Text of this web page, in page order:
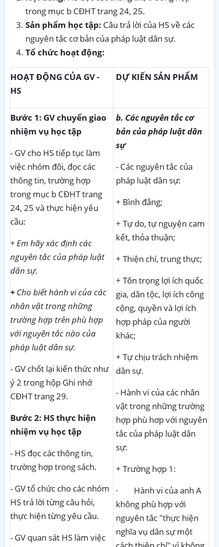
trong mục b CĐHT trang 24, 25.
Sản phẩm học tập: Câu trả lời của HS về các
nguyên tắc cơ bản của pháp luật dân sự.
Tổ chức hoạt động:
HOẠT ĐỘNG CỦA GV -
HS
DỰ KIẾN SẢN PHẨM
Bước 1: GV chuyển giao
nhiệm vụ học tập
- GV cho HS tiếp tục làm
việc nhóm đôi, đọc các
thông tin, trường hợp
trong mục b CĐHT trang
24, 25 và thực hiện yêu
cầu:
+ Em hãy xác định các
nguyên tắc của pháp luật
dân sự.
+ Cho biết hành vi của các
nhân vật trong những
trường hợp trên phù hợp
với nguyên tắc nào của
pháp luật dân sự.
- GV chốt lại kiến thức như
ý 2 trong hộp Ghi nhớ
CĐHT trang 29.
Bước 2: HS thực hiện
nhiệm vụ học tập
- HS đọc các thông tin,
trường hợp trong sách.
- GV tổ chức cho các nhóm
HS trả lời từng câu hỏi,
thực hiện từng yêu cầu.
- GV quan sát HS làm việc
b. Các nguyên tắc cơ
bản của pháp luật dân
sự
- Các nguyên tắc của
pháp luật dân sự:
+ Bình đẳng;
+ Tự do, tự nguyện cam
kết, thỏa thuận;
+ Thiện chí, trung thực;
+ Tôn trọng lợi ích quốc
gia, dân tộc, lợi ích công
cộng, quyền và lợi ích
hợp pháp của người
khác;
+ Tự chịu trách nhiệm
dân sự.
- Hành vi của các nhân
vật trong những trường
hợp phù hơp với nguyên
tắc của pháp luật dân
sự:
+ Trường hợp 1:
· Hành vi của anh A
không phù hợp với
nguyên tắc "thực hiện
nghĩa vụ dân sự một